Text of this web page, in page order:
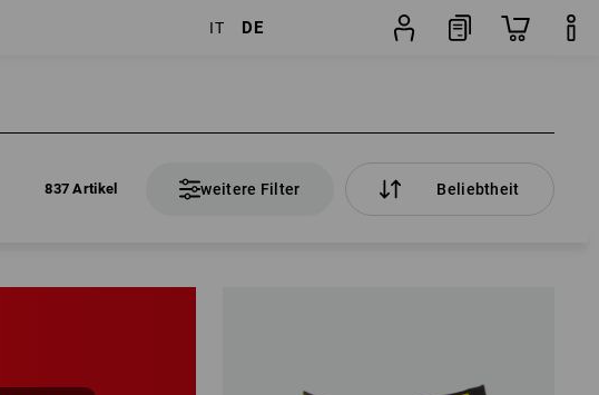
IT DE
837 Artikel weitere Filter Beliebtheit